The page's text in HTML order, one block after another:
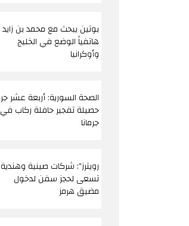
بوتين يبحث مع محمد بن زايد
هاتفياً الوضع في الخليج
وأوكرانيا
الصحة السورية: أربعة عشر
حصيلة تفجير حافلة ركاب في
جرمانا
تسعى لحجز سفن لدخول
مضيق هرمز